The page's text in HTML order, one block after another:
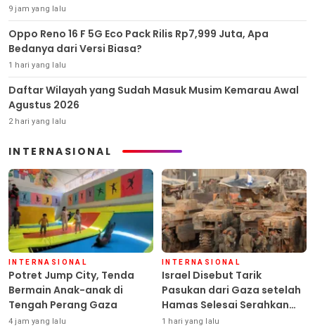
9 jam yang lalu
Oppo Reno 16 F 5G Eco Pack Rilis Rp7,999 Juta, Apa
Bedanya dari Versi Biasa?
1 hari yang lalu
Daftar Wilayah yang Sudah Masuk Musim Kemarau Awal
Agustus 2026
2 hari yang lalu
INTERNASIONAL
INTERNASIONAL
Potret Jump City, Tenda
Bermain Anak-anak di
Tengah Perang Gaza
4 jam yang lalu
INTERNASIONAL
Israel Disebut Tarik
Pasukan dari Gaza setelah
Hamas Selesai Serahkan
Senjata
1 hari yang lalu